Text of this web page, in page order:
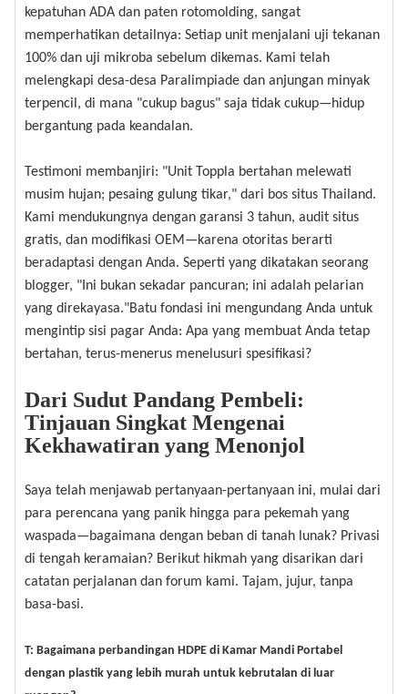
kepatuhan ADA dan paten rotomolding, sangat
memperhatikan detailnya: Setiap unit menjalani uji tekanan
100% dan uji mikroba sebelum dikemas. Kami telah
melengkapi desa-desa Paralimpiade dan anjungan minyak
terpencil, di mana "cukup bagus" saja tidak cukup—hidup
bergantung pada keandalan.
Testimoni membanjiri: "Unit Toppla bertahan melewati
musim hujan; pesaing gulung tikar," dari bos situs Thailand.
Kami mendukungnya dengan garansi 3 tahun, audit situs
gratis, dan modifikasi OEM—karena otoritas berarti
beradaptasi dengan Anda. Seperti yang dikatakan seorang
blogger, "Ini bukan sekadar pancuran; ini adalah pelarian
yang direkayasa."Batu fondasi ini mengundang Anda untuk
mengintip sisi pagar Anda: Apa yang membuat Anda tetap
bertahan, terus-menerus menelusuri spesifikasi?
Dari Sudut Pandang Pembeli:
Tinjauan Singkat Mengenai
Kekhawatiran yang Menonjol
Saya telah menjawab pertanyaan-pertanyaan ini, mulai dari
para perencana yang panik hingga para pekemah yang
waspada—bagaimana dengan beban di tanah lunak? Privasi
di tengah keramaian? Berikut hikmah yang disarikan dari
catatan perjalanan dan forum kami. Tajam, jujur, tanpa
basa-basi.
T: Bagaimana perbandingan HDPE di Kamar Mandi Portabel
dengan plastik yang lebih murah untuk kebrutalan di luar